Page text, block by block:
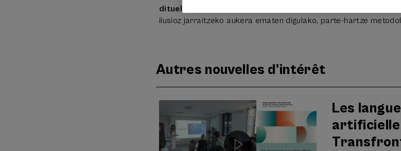
dituelako
. Pozarren gaude gaur sinatutako akordioarekin,
ilusioz jarraitzeko aukera ematen digulako, parte-hartze
Autres nouvelles d'intérêt
Les
artificielle